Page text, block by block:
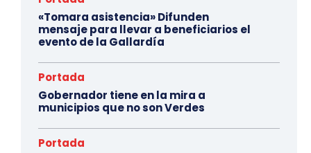
«Tomara asistencia» Difunden
mensaje para llevar a beneficiarios el
evento de la Gallardía
Portada
Gobernador tiene en la mira a
municipios que no son Verdes
Portada